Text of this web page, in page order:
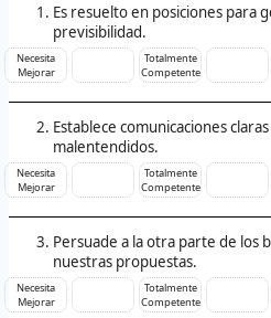
Es resuelto en posiciones para
previsibilidad.
Necesita
Mejorar
Totalmente
Competente
Establece comunicaciones
malentendidos.
Necesita
Mejorar
Totalmente
Competente
Persuade a la otra parte de los
nuestras propuestas.
Necesita
Mejorar
Totalmente
Competente